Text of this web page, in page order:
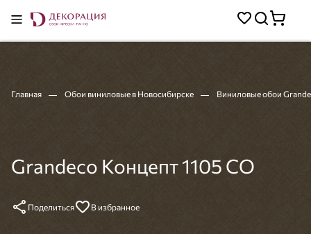
Главная Обои виниловые в Новосибирске Виниловые обои
Grandeco Концепт 1105 CO
Поделиться В избранное